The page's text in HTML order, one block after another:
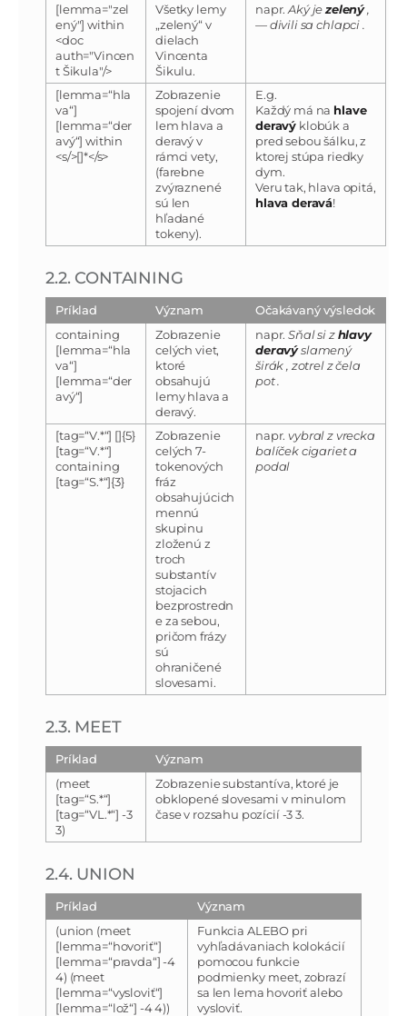
[lemma="zel
ený"] within
<doc
auth="Vincen
t Šikula"/>
Všetky lemy
„zelený“ v
dielach
Vincenta
Šikulu.
napr.Aký jezelený,
— divili sa chlapci .
[lemma=“hla
va“]
[lemma=“der
avý“] within
<s/>[]*</s>
Zobrazenie
spojení dvom
lem hlava a
deravý v
rámci vety,
(farebne
zvýraznené
sú len
hľadané
tokeny).
E.g.
Každý má na hlave
deravý klobúk a
pred sebou šálku, z
ktorej stúpa riedky
dym.
Veru tak, hlava opitá,
hlava deravá!
2.2. CONTAINING
Príklad Význam
Očakávaný výsledok
containing
[lemma=“hla
va“]
[lemma=“der
avý“]
Zobrazenie
celých viet,
ktoré
obsahujú
lemy hlava a
deravý.
napr.Sňal si zhlavy
deravýslamený
širák , zotrel z čela
pot .
[tag=“V.*“] []{5}
[tag=“V.*“]
containing
[tag=“S.*“]{3}
Zobrazenie
celých 7-
tokenových
fráz
obsahujúcich
mennú
skupinu
zloženú z
troch
substantív
stojacich
bezprostredn
e za sebou,
pričom frázy
sú
ohraničené
slovesami.
napr.vybral z vrecka
balíček cigariet a
podal
2.3. MEET
Príklad
Význam
(meet
[tag=“S.*“]
[tag=“VL.*“] -3
3)
Zobrazenie substantíva, ktoré je
obklopené slovesami v minulom
čase v rozsahu pozícií -3 3.
2.4. UNION
Príklad
Význam
(union (meet
[lemma=“hovoriť“]
[lemma=“pravda“] -4
4) (meet
[lemma=“vysloviť“]
[lemma=“lož“] -4 4))
Funkcia ALEBO pri
vyhľadávaniach kolokácií
pomocou funkcie
podmienky meet, zobrazí
sa len lema hovoriť alebo
vysloviť.